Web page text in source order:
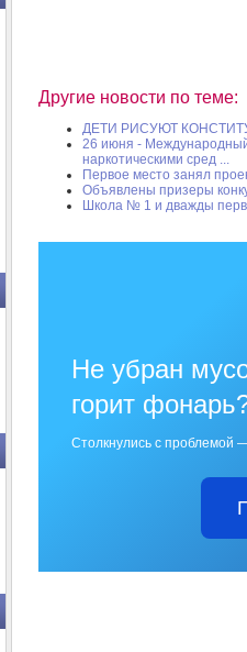
Другие новости по теме:
ДЕТИ РИСУЮТ
26 июня -
наркотическими сред ...
Первое место занял
Объявлены призеры
Школа № 1 и дважды
Не убран
горит
Столкнулись с проблемой